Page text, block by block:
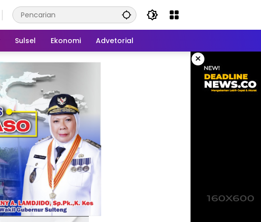
Sulsel Ekonomi Advetorial
×